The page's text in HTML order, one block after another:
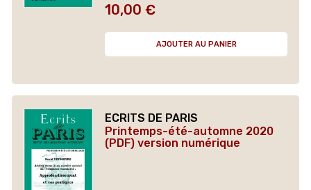
Prix
10,00 €
AJOUTER AU PANIER
ECRITS DE PARIS
Printemps-été-automne 2020
(PDF) version numérique